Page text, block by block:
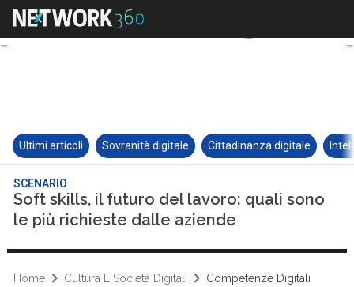
Ultimi articoli Sovranità digitale Cittadinanza digitale
SCENARIO
Soft skills, il futuro del lavoro: quali sono
le più richieste dalle aziende
Home Cultura E Società Digitali Competenze Digitali